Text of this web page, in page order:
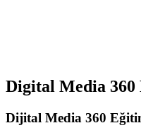
Digital Media 360
Dijital Media 360